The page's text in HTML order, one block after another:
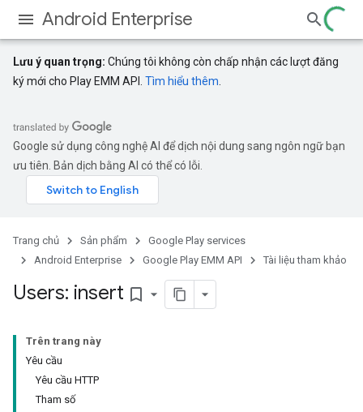
Android Enterprise
Lưu ý quan trọng: Chúng tôi không còn chấp nhận các lượt đăng
ký mới cho Play EMM API. Tìm hiểu thêm
Google sử dụng công nghệ AI để dịch nội dung sang ngôn ngữ bạn
ưu tiên. Bản dịch bằng AI có thể có lỗi.
Trang chủ Sản phẩm
Google Play services
Android Enterprise
Google Play EMM API Tài liệu tham khảo
Users: insert bookmark_border
Trên trang này
Yêu cầu
Yêu cầu HTTP
Tham số